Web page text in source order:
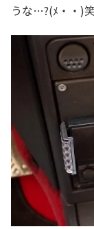
うな…?(ﾒ・・)